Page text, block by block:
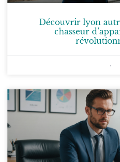
Découvrir lyon
chasseur